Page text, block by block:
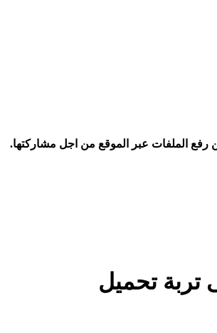
الملفات عبر الموقع من اجل مشاركتها.
تحميل